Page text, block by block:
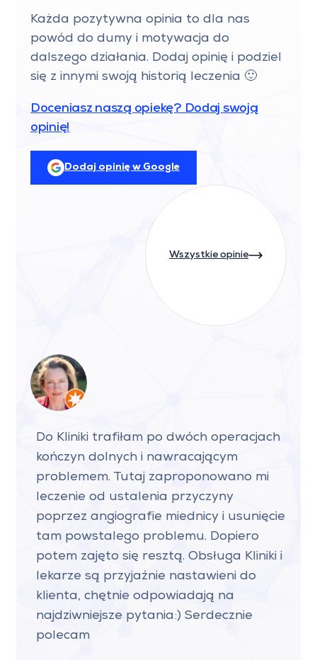
Każda pozytywna opinia to dla nas
powód do dumy i motywacja do
dalszego działania. Dodaj opinię i podziel
się z innymi swoją historią leczenia 🙂
Doceniasz naszą opiekę? Dodaj swoją
opinię!
Dodaj opinię w Google
Wszystkie opinie
Do Kliniki trafiłam po dwóch operacjach
kończyn dolnych i nawracającym
problemem. Tutaj zaproponowano mi
leczenie od ustalenia przyczyny
poprzez angiografie miednicy i usunięcie
tam powstalego problemu. Dopiero
potem zajęto się resztą. Obsługa Kliniki i
lekarze są przyjaźnie nastawieni do
klienta, chętnie odpowiadają na
najdziwniejsze pytania:) Serdecznie
polecam